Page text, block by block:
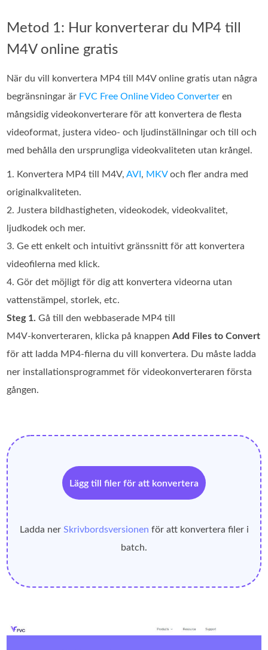
Metod 1: Hur konverterar du MP4 till
M4V online gratis
När du vill konvertera MP4 till M4V online gratis utan några
begränsningar är FVC Free Online Video Converter en
mångsidig videokonverterare för att konvertera de flesta
videoformat, justera video- och ljudinställningar och till och
med behålla den ursprungliga videokvaliteten utan krångel.
1. Konvertera MP4 till M4V,AVI , MKVoch fler andra med
originalkvaliteten.
2. Justera bildhastigheten, videokodek, videokvalitet,
ljudkodek och mer.
3. Ge ett enkelt och intuitivt gränssnitt för att konvertera
videofilerna med klick.
4. Gör det möjligt för dig att konvertera videorna utan
vattenstämpel, storlek, etc.
Steg 1. Gå till den webbaserade MP4 till
M4V‑konverteraren, klicka på knappenAdd Files to Convert
för att ladda MP4‑filerna du vill konvertera. Du måste ladda
ner installationsprogrammet för videokonverteraren första
gången.
Lägg till filer för att konvertera
Ladda ner Skrivbordsversionen för att konvertera filer i
batch.